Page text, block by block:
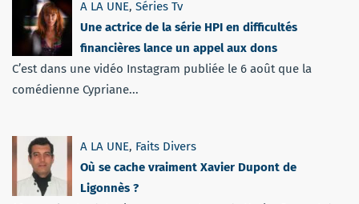
A LA UNE, Séries Tv
Une actrice de la série HPI en difficultés
financières lance un appel aux dons
C’est dans une vidéo Instagram publiée le 6 août que la
comédienne Cypriane...
A LA UNE, Faits Divers
Où se cache vraiment Xavier Dupont de
Ligonnès ?